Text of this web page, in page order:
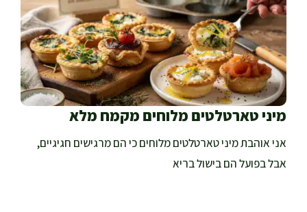
מיני טארטלטים מלוחים מקמח מלא
אני אוהבת מיני טארטלטים מלוחים כי הם מרגישים חגיגיים,
אבל בפועל הם בישול בריא